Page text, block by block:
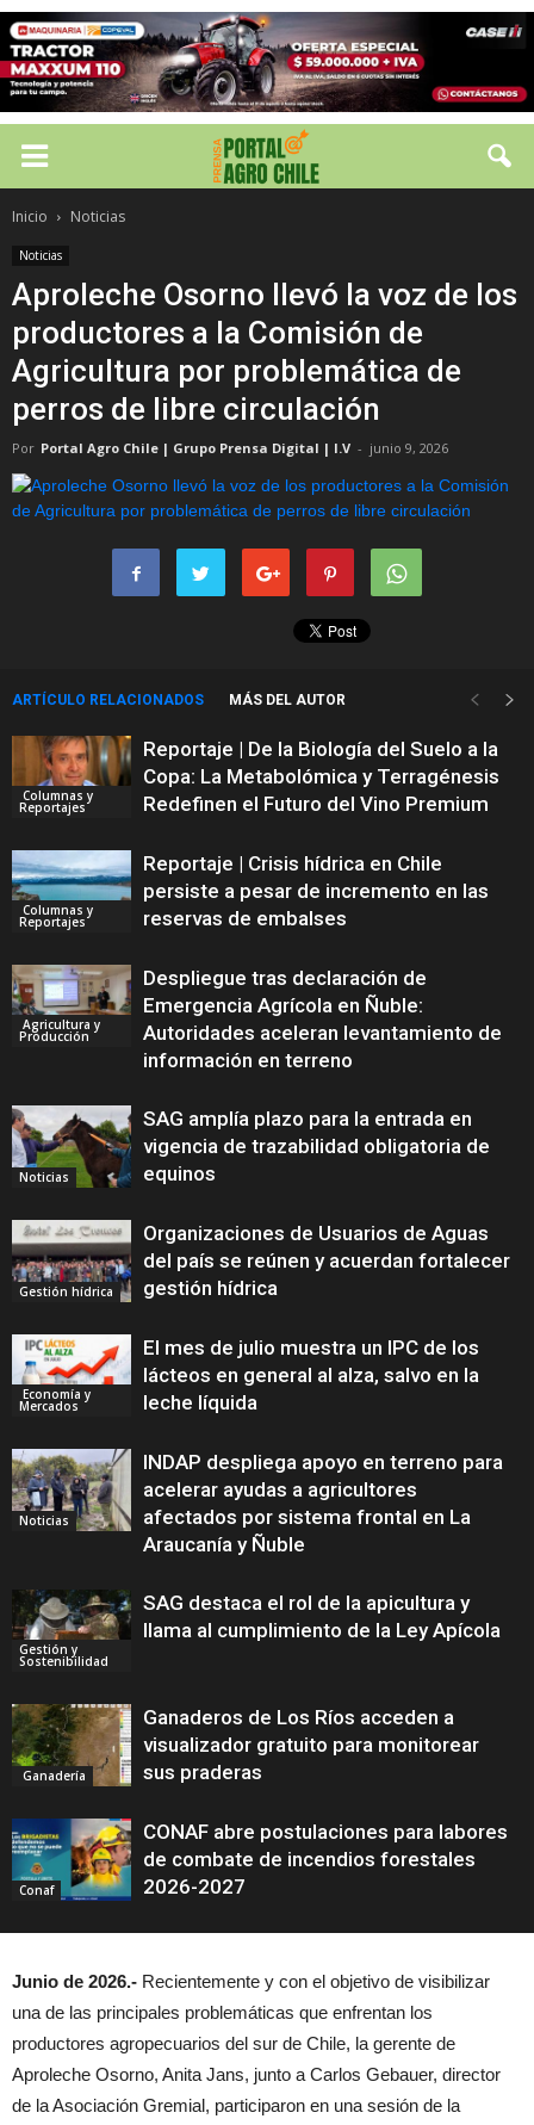
Inicio Noticias
Noticias
Aproleche Osorno llevó la voz de los
productores a la Comisión de
Agricultura por problemática de
perros de libre circulación
Por Portal Agro Chile | Grupo Prensa Digital | I.V - junio 9, 2026
ARTÍCULO RELACIONADOS MÁS DEL AUTOR
Columnas y
Reportajes
Reportaje | De la Biología del Suelo a la
Copa: La Metabolómica y Terragénesis
Redefinen el Futuro del Vino Premium
Columnas y
Reportajes
Reportaje | Crisis hídrica en Chile
persiste a pesar de incremento en las
reservas de embalses
Agricultura y
Producción
Despliegue tras declaración de
Emergencia Agrícola en Ñuble:
Autoridades aceleran levantamiento de
información en terreno
Noticias
SAG amplía plazo para la entrada en
vigencia de trazabilidad obligatoria de
equinos
Gestión hídrica
Organizaciones de Usuarios de Aguas
del país se reúnen y acuerdan fortalecer
gestión hídrica
Economía y
Mercados
El mes de julio muestra un IPC de los
lácteos en general al alza, salvo en la
leche líquida
Noticias
INDAP despliega apoyo en terreno para
acelerar ayudas a agricultores
afectados por sistema frontal en La
Araucanía y Ñuble
Gestión y
Sostenibilidad
SAG destaca el rol de la apicultura y
llama al cumplimiento de la Ley Apícola
Ganadería
Ganaderos de Los Ríos acceden a
visualizador gratuito para monitorear
sus praderas
Conaf
CONAF abre postulaciones para labores
de combate de incendios forestales
2026-2027
Junio de 2026.- Recientemente y con el objetivo de visibilizar
una de las principales problemáticas que enfrentan los
productores agropecuarios del sur de Chile, la gerente de
Aproleche Osorno, Anita Jans, junto a Carlos Gebauer, director
de la Asociación Gremial, participaron en una sesión de la